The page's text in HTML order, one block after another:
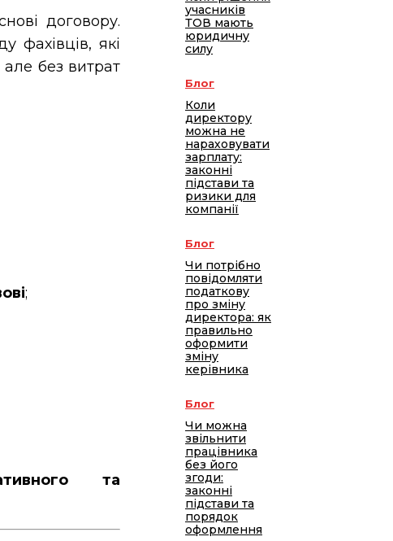
договору.
фахівців, які
без витрат
;
та
учасників
ТОВ мають
юридичну
силу
Блог
Коли
директору
можна не
нараховувати
зарплату:
законні
підстави та
ризики для
компанії
Блог
Чи потрібно
повідомляти
податкову
про зміну
директора: як
правильно
оформити
зміну
керівника
Блог
Чи можна
звільнити
працівника
без його
згоди:
законні
підстави та
порядок
оформлення